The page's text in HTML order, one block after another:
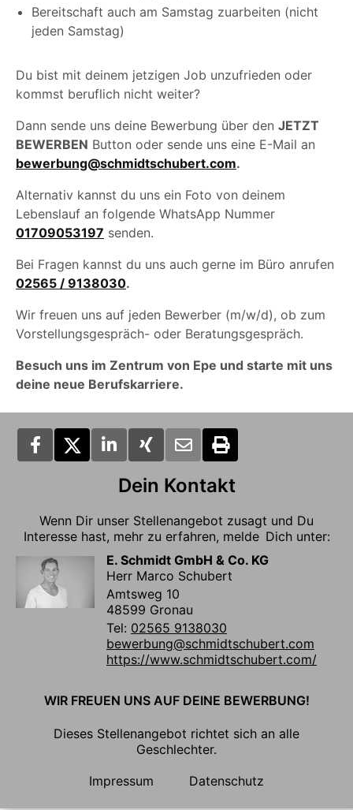
Bereitschaft auch am Samstag zuarbeiten (nicht
jeden Samstag)
Du bist mit deinem jetzigen Job unzufrieden oder
kommst beruflich nicht weiter?
Dann sende uns deine Bewerbung über den JETZT
BEWERBEN Button oder sende uns eine E-Mail an
bewerbung@schmidtschubert.com.
Alternativ kannst du uns ein Foto von deinem
Lebenslauf an folgende WhatsApp Nummer
01709053197 senden.
Bei Fragen kannst du uns auch gerne im Büro anrufen
02565 / 9138030.
Wir freuen uns auf jeden Bewerber (m/w/d), ob zum
Vorstellungsgespräch- oder Beratungsgespräch.
Besuch uns im Zentrum von Epe und starte mit uns
deine neue Berufskarriere.
Dein Kontakt
Wenn Dir unser Stellenangebot zusagt und Du
Interesse hast, mehr zu erfahren, melde Dich unter:
E. Schmidt GmbH & Co. KG
Herr Marco Schubert
Amtsweg 10
48599 Gronau
Tel: 02565 9138030
bewerbung@schmidtschubert.com
https://www.schmidtschubert.com/
WIR FREUEN UNS AUF DEINE BEWERBUNG!
Dieses Stellenangebot richtet sich an alle
Geschlechter.
Impressum
Datenschutz